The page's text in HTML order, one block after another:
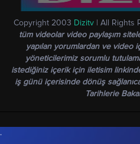
Copyright 2003 Dizitv| All Rights
tüm videolar video paylaşım
yapılan yorumlardan ve video
yöneticilerimiz sorumlu
istediğiniz içerik için iletisim
iş günü içerisinde dönüş
Tarihlerie
.